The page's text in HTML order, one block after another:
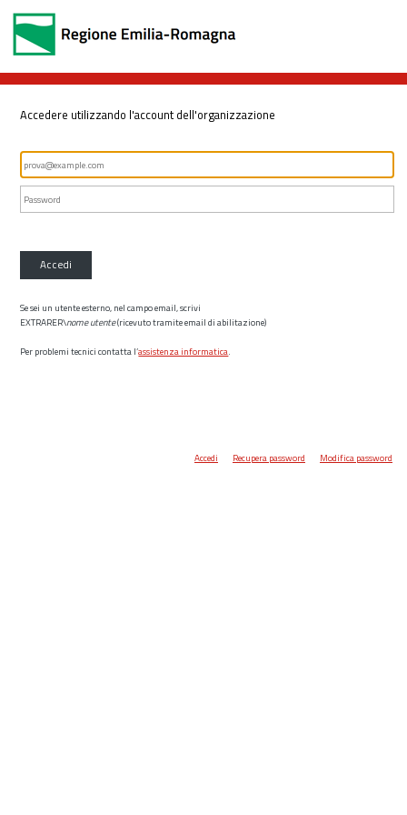
Accedere utilizzando l'account dell'organizzazione
Accedi
Se sei un utente esterno, nel campo email, scrivi
EXTRARER\nome utente(ricevuto tramite email di abilitazione)
Per problemi tecnici contatta l’assistenza informatica.
Accedi Recupera password Modifica password